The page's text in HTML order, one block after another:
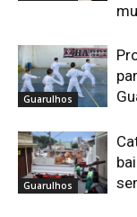
Guarulhos
Guarulhos